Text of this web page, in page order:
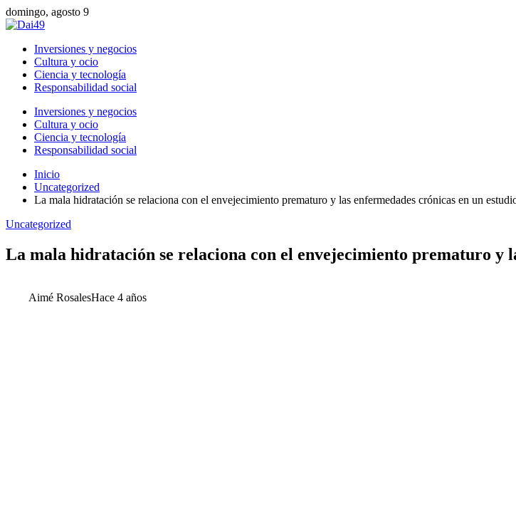
domingo, agosto 9
Inversiones y negocios
Cultura y ocio
Ciencia y tecnología
Responsabilidad social
Inversiones y negocios
Cultura y ocio
Ciencia y tecnología
Responsabilidad social
Inicio
Uncategorized
La mala hidratación se relaciona con el envejecimiento prematuro y las enfermedades crónicas en un
Uncategorized
La mala hidratación se relaciona con el envejecimiento prematuro y
Aimé RosalesHace 4 años